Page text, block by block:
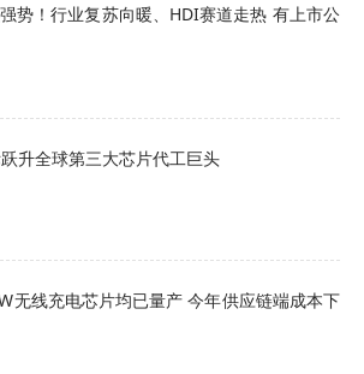
氮和WF6方面，国内已有中船特
势！行业复苏向暖、HDI赛道走热 有上市公
升全球第三大芯片代工巨头
无线充电芯片均已量产 今年供应链端成本下